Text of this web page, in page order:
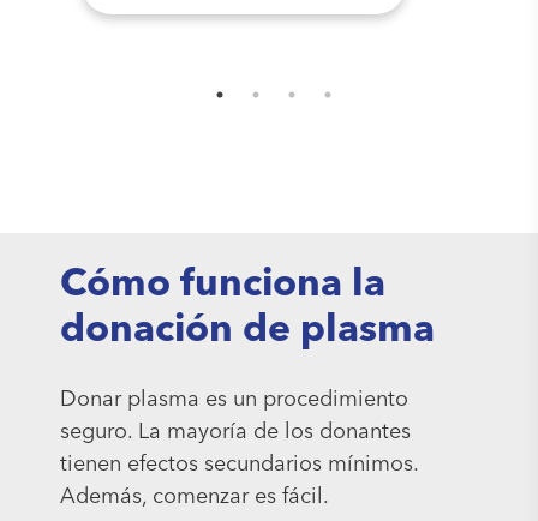
Cómo funciona la
donación de plasma
Donar plasma es un procedimiento
seguro. La mayoría de los donantes
tienen efectos secundarios mínimos.
Además, comenzar es fácil.